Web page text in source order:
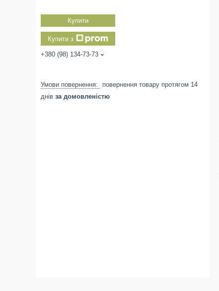
Купити
Купити з
+380 (98) 134-73-73
повернення товару протягом 14
днів за домовленістю